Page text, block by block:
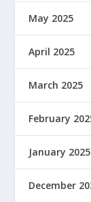
May 2025
April 2025
March 2025
February
January 2025
December